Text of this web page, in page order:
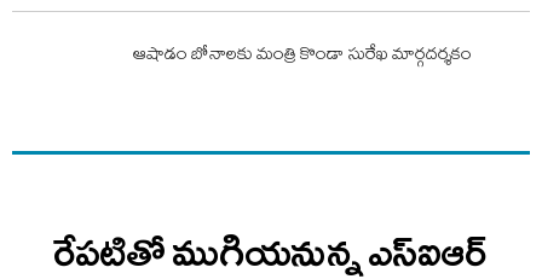
ఆషాడం బోనాలకు మంత్రి కొండా సురేఖ మార్గదర్శకం
రేపటితో ముగియనున్న ఎస్‌ఐఆర్